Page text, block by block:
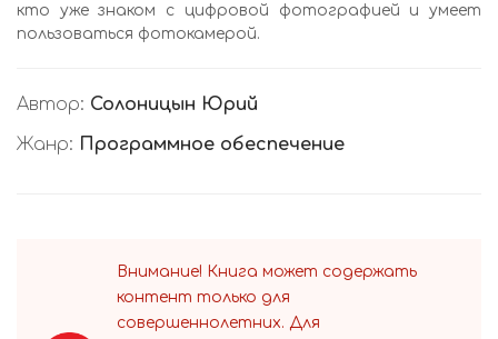
кто уже знаком с цифровой фотографией и умеет
пользоваться фотокамерой.
Автор: Солоницын Юрий
Жанр: Программное обеспечение
Внимание! Книга может содержать
контент только для
совершеннолетних. Для